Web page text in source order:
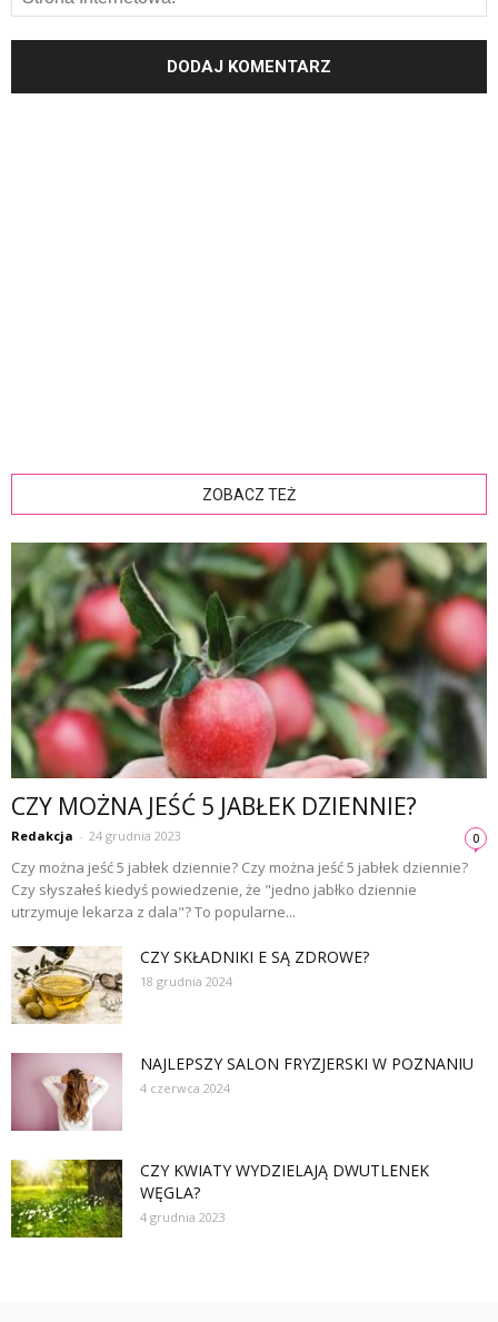
ZOBACZ TEŻ
CZY MOŻNA JEŚĆ 5 JABŁEK DZIENNIE?
Redakcja - 24 grudnia 2023 0
Czy można jeść 5 jabłek dziennie? Czy można jeść 5 jabłek dziennie?
Czy słyszałeś kiedyś powiedzenie, że "jedno jabłko dziennie
utrzymuje lekarza z dala"? To popularne...
CZY SKŁADNIKI E SĄ ZDROWE?
18 grudnia 2024
NAJLEPSZY SALON FRYZJERSKI W POZNANIU
4 czerwca 2024
CZY KWIATY WYDZIELAJĄ DWUTLENEK
WĘGLA?
4 grudnia 2023